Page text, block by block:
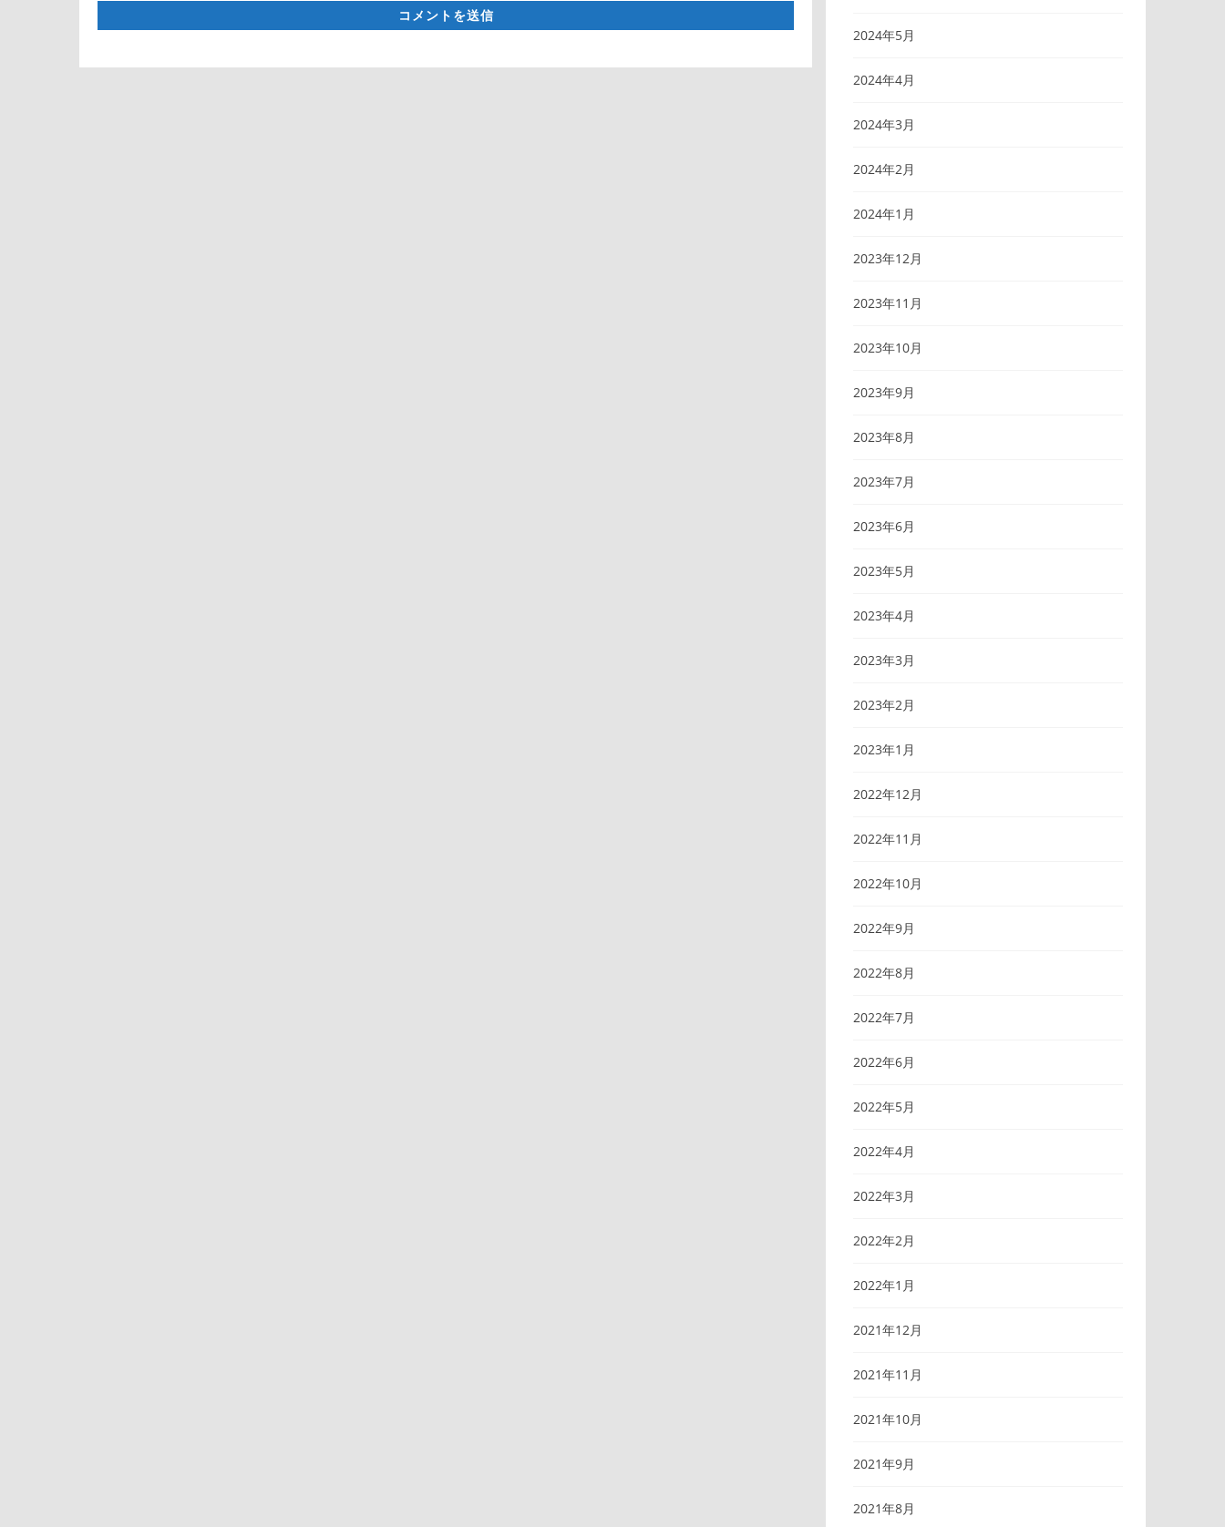
*
2024年5月
2024年4月
2024年3月
2024年2月
2024年1月
2023年12月
2023年11月
2023年10月
2023年9月
2023年8月
2023年7月
2023年6月
2023年5月
2023年4月
2023年3月
2023年2月
2023年1月
2022年12月
2022年11月
2022年10月
2022年9月
2022年8月
2022年7月
2022年6月
2022年5月
2022年4月
2022年3月
2022年2月
2022年1月
2021年12月
2021年11月
2021年10月
2021年9月
2021年8月